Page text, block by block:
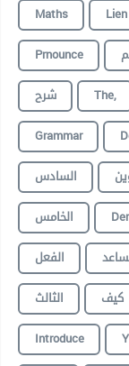
Maths
Lien
Prnounce
شرح
The,
Grammar
السادس
الخامس
الفعل
الثالث
كيف
Introduce